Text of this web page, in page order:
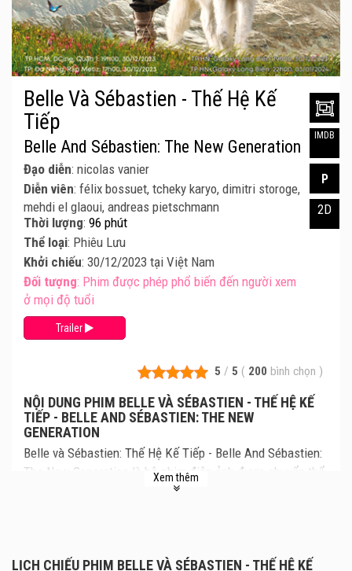
5 / 5 ( 200 bình chọn )
NỘI DUNG PHIM BELLE VÀ SÉBASTIEN - THẾ HỆ KẾ
TIẾP - BELLE AND SÉBASTIEN: THE NEW
GENERATION
Belle và Sébastien: Thế Hệ Kế Tiếp - Belle And Sébastien:
The New Generation là bộ phim điện ảnh được chuyển thể
trực tiếp từ series truyền hình cùng tên ra mắt từ năm
xem lịch chiếu Belle và Sébastien: Thế Hệ Kế Tiếp mới
Xem thêm
Belle Và Sébastien - Thế Hệ Kế
Tiếp
Belle And Sébastien: The New Generation
Đạo diễn: nicolas vanier
Diễn viên: félix bossuet, tcheky karyo, dimitri storoge,
mehdi el glaoui, andreas pietschmann
Thời lượng: 96 phút
Thể loại: Phiêu Lưu
Khởi chiếu: 30/12/2023 tại Việt Nam
Đối tượng: Phim được phép phổ biến đến người xem
ở mọi độ tuổi
Trailer
IMDB
P
2D
LỊCH CHIẾU PHIM BELLE VÀ SÉBASTIEN - THẾ HỆ KẾ